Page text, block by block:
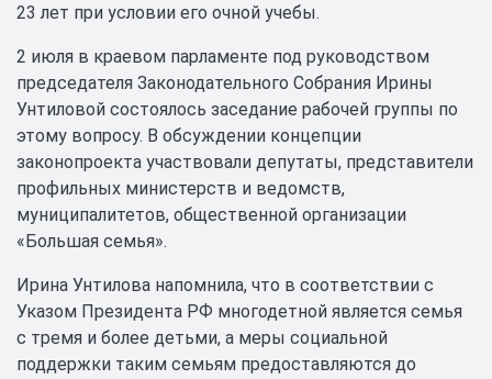
23 лет при условии его очной учебы.
2 июля в краевом парламенте под руководством
председателя Законодательного Собрания Ирины
Унтиловой состоялось заседание рабочей группы по
этому вопросу. В обсуждении концепции
законопроекта участвовали депутаты, представители
профильных министерств и ведомств,
муниципалитетов, общественной организации
«Большая семья».
Ирина Унтилова напомнила, что в соответствии с
Указом Президента РФ многодетной является семья
с тремя и более детьми, а меры социальной
поддержки таким семьям предоставляются до